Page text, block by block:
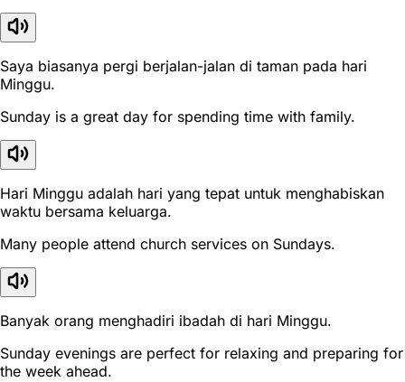
Saya biasanya pergi berjalan-jalan di taman pada hari
Minggu.
Sunday is a great day for spending time with family.
Hari Minggu adalah hari yang tepat untuk menghabiskan
waktu bersama keluarga.
Many people attend church services on Sundays.
Banyak orang menghadiri ibadah di hari Minggu.
Sunday evenings are perfect for relaxing and preparing for
the week ahead.